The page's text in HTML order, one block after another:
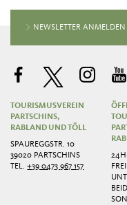
NEWSLETTER ANMELDEN
TOURISMUSVEREIN
PARTSCHINS,
RABLAND UND TÖLL
SPAUREGGSTR. 10
39020 PARTSCHINS
TEL.+39 0473 967 157